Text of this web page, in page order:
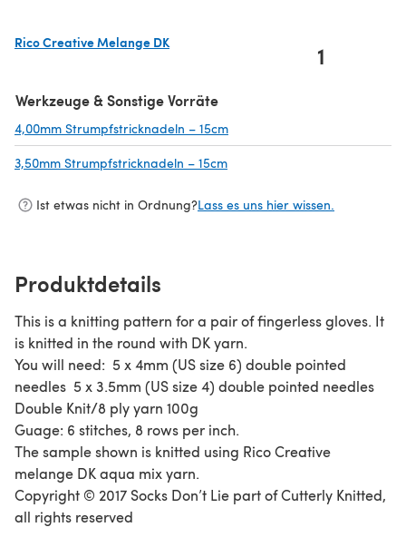
Rico Creative Melange DK
1
Werkzeuge & Sonstige Vorräte
4,00mm Strumpfstricknadeln – 15cm
3,50mm Strumpfstricknadeln – 15cm
Ist etwas nicht in Ordnung?Lass es uns hier wissen.
Produktdetails
This is a knitting pattern for a pair of fingerless gloves. It
is knitted in the round with DK yarn.
You will need: 5 x 4mm (US size 6) double pointed
needles 5 x 3.5mm (US size 4) double pointed needles
Double Knit/8 ply yarn 100g
Guage: 6 stitches, 8 rows per inch.
The sample shown is knitted using Rico Creative
melange DK aqua mix yarn.
Copyright © 2017 Socks Don’t Lie part of Cutterly Knitted,
all rights reserved